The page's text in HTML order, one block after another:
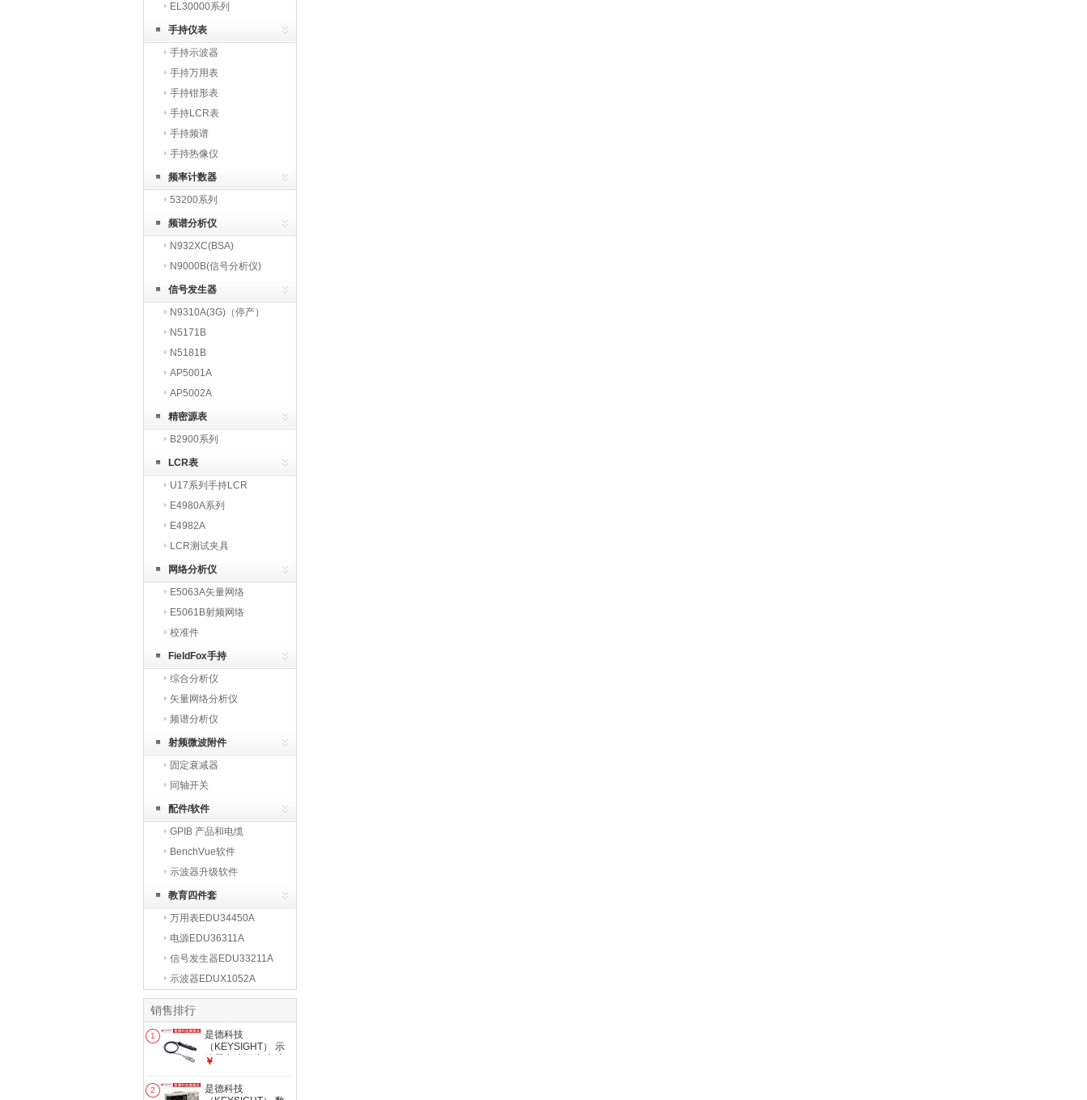
EL30000系列
手持仪表
手持示波器
手持万用表
手持钳形表
手持LCR表
手持频谱
手持热像仪
频率计数器
53200系列
频谱分析仪
N932XC(BSA)
N9000B(信号分析仪)
信号发生器
N9310A(3G)（停产）
N5171B
N5181B
AP5001A
AP5002A
精密源表
B2900系列
LCR表
U17系列手持LCR
E4980A系列
E4982A
LCR测试夹具
网络分析仪
E5063A矢量网络
E5061B射频网络
校准件
FieldFox手持
综合分析仪
矢量网络分析仪
频谱分析仪
射频微波附件
固定衰减器
同轴开关
配件/软件
GPIB 产品和电缆
BenchVue软件
示波器升级软件
教育四件套
万用表EDU34450A
电源EDU36311A
信号发生器EDU33211A
示波器EDUX1052A
销售排行
1
是德科技
（KEYSIGHT） 示
波器电流探头 交流/
器附件 1147B
￥
2
是德科技